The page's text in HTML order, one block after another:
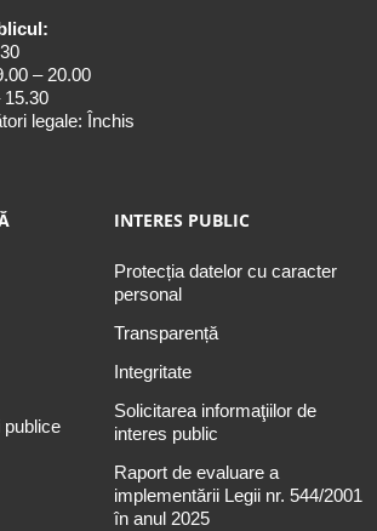
– 20.00
15.30
legale: Închis
publice
INTERES PUBLIC
Protecția datelor cu caracter
personal
Transparență
Integritate
Solicitarea informaţiilor de
interes public
Raport de evaluare a
implementării Legii nr. 544/2001
în anul 2025